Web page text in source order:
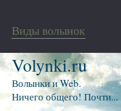
Виды волынок
Volynki.ru
Волынки и Web.
Ничего общего! Почти...